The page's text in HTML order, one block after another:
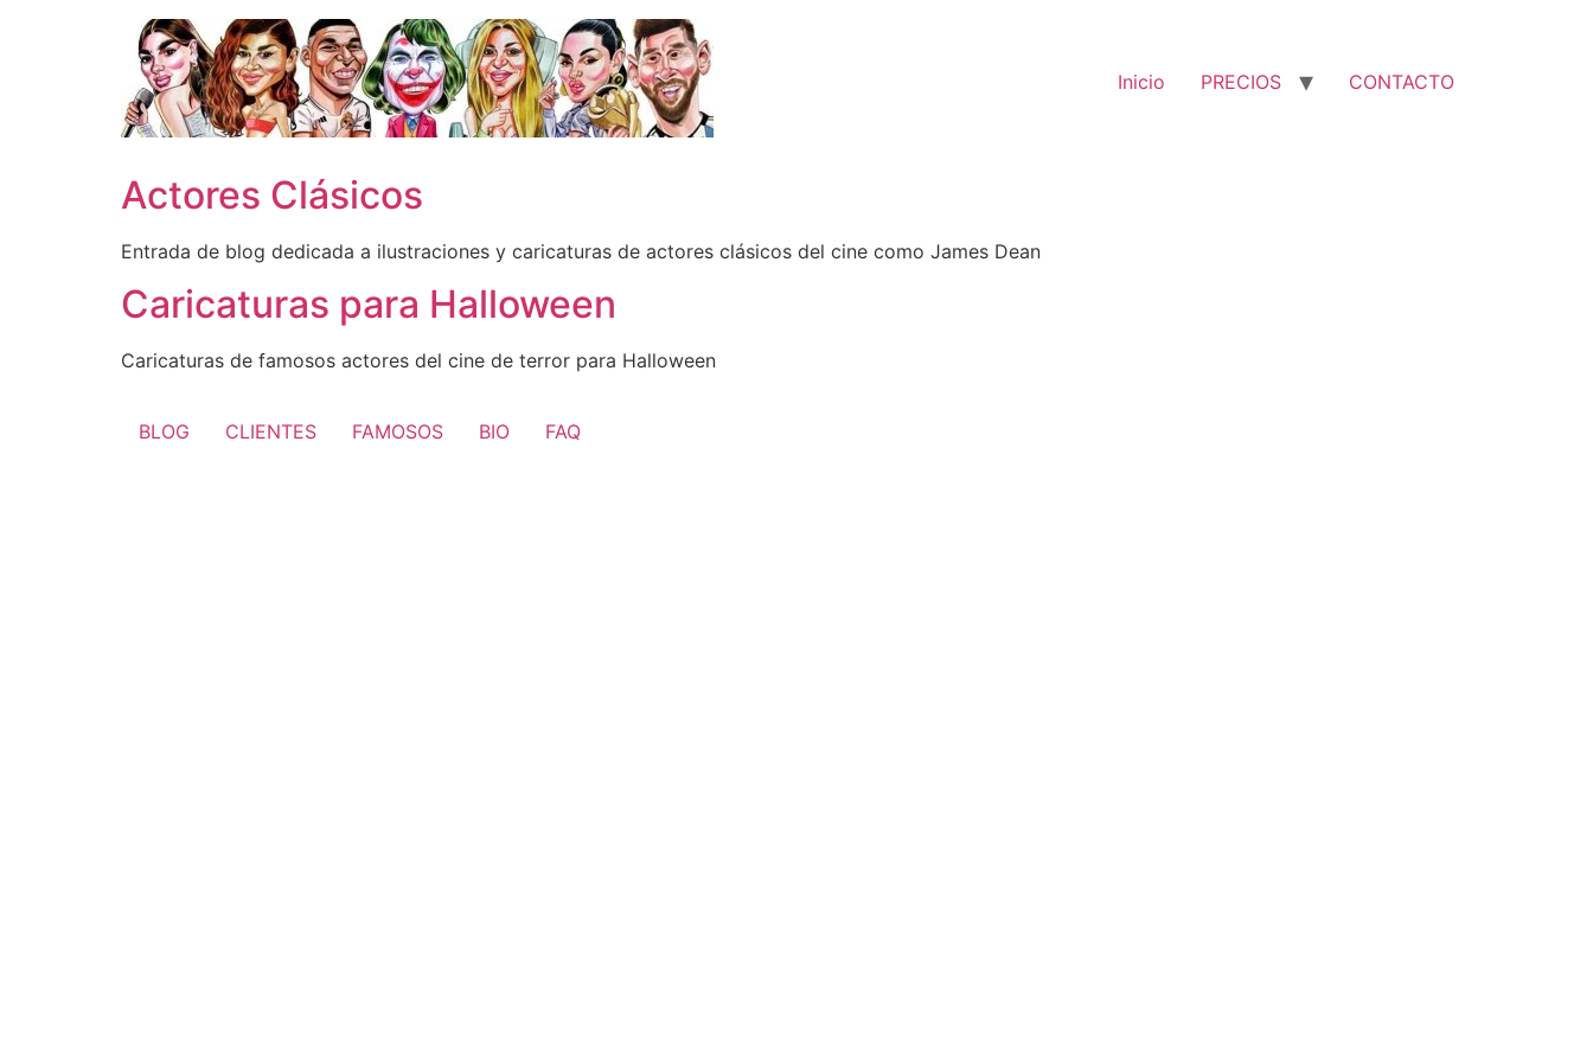
Inicio PRECIOS CONTACTO
Actores Clásicos
Entrada de blog dedicada a ilustraciones y caricaturas de actores clásicos del cine como James Dean
Caricaturas para Halloween
Caricaturas de famosos actores del cine de terror para Halloween
BLOG CLIENTES FAMOSOS BIO FAQ